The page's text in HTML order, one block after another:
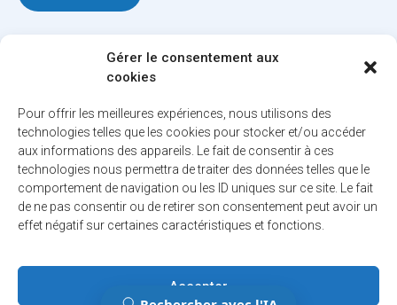
Gérer le consentement aux
cookies
Pour offrir les meilleures expériences, nous utilisons des
technologies telles que les cookies pour stocker et/ou accéder
aux informations des appareils. Le fait de consentir à ces
technologies nous permettra de traiter des données telles que le
comportement de navigation ou les ID uniques sur ce site. Le fait
de ne pas consentir ou de retirer son consentement peut avoir un
effet négatif sur certaines caractéristiques et fonctions.
Accepter
12001, boul. De Salaberry, Dollard-des-Ormeaux ,
Québec, H9B 2A7
ville@ddo.qc.ca514 684-1010
© 2026. Tous droits réservés - Ville de Dollard-des-Ormeaux